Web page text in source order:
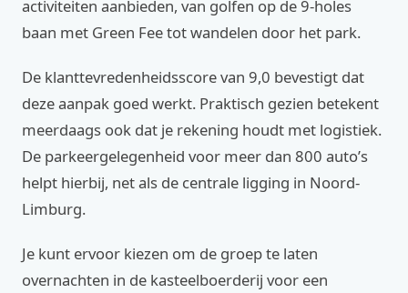
activiteiten aanbieden, van golfen op de 9-holes
baan met Green Fee tot wandelen door het park.
De klanttevredenheidsscore van 9,0 bevestigt dat
deze aanpak goed werkt. Praktisch gezien betekent
meerdaags ook dat je rekening houdt met logistiek.
De parkeergelegenheid voor meer dan 800 auto’s
helpt hierbij, net als de centrale ligging in Noord-
Limburg.
Je kunt ervoor kiezen om de groep te laten
overnachten in de kasteelboerderij voor een